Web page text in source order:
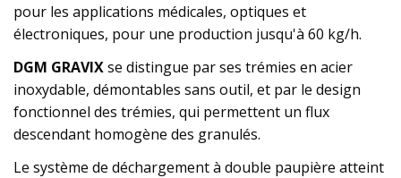
pour les applications médicales, optiques et
électroniques, pour une production jusqu'à 60 kg/h.
DGM GRAVIXse distingue par ses trémies en acier
inoxydable, démontables sans outil, et par le design
fonctionnel des trémies, qui permettent un flux
descendant homogène des granulés.
Le système de déchargement à double paupière atteint